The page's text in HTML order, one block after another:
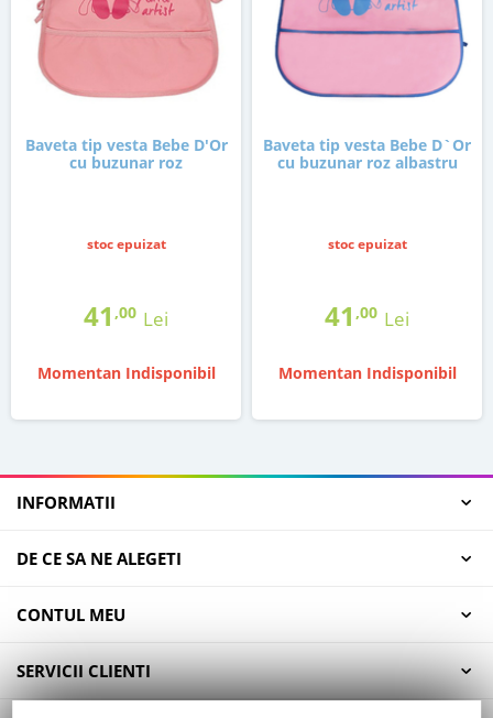
Baveta tip vesta Bebe D'Or
cu buzunar roz
stoc epuizat
41 ,00 Lei
Momentan Indisponibil
Baveta tip vesta Bebe D`Or
cu buzunar roz albastru
stoc epuizat
41 ,00 Lei
Momentan Indisponibil
INFORMATII
DE CE SA NE ALEGETI
CONTUL MEU
SERVICII CLIENTI